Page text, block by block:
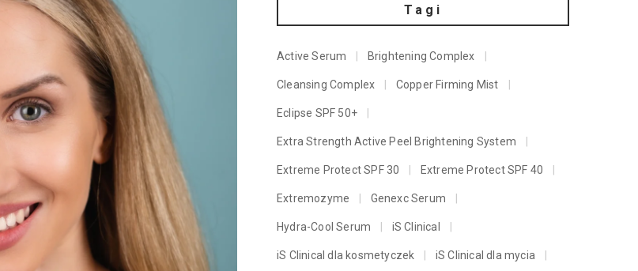
Tagi
Active Serum Brightening Complex
Cleansing Complex Copper Firming Mist
Eclipse SPF 50+
Extra Strength Active Peel Brightening System
Extreme Protect SPF 30 Extreme Protect SPF 40
Extremozyme Genexc Serum
Hydra-Cool Serum iS Clinical
iS Clinical dla kosmetyczek iS Clinical dla mycia